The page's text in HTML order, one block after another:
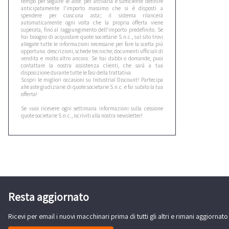
anticipatamente l’importo massimo che si è disposti a
spendere per ciascuna asta; il sistema rilancerà
automaticamente ogni volta che la propria offerta viene
superata, fino al raggiungimento dell’importo predefinito. Se
hai bisogno di acquistare quote societarie S.n.c., sul sito trovi
allegate tutte le informazioni necessarie per fare la scelta più
opportuna: descrizioni, schede tecniche, documenti ufficiali di
vendita e molto altro ancora. Se hai dubbi o domande, puoi
contattare la nostra assistenza clienti, che sarà a tua
disposizione durante tutte le fasi della trattativa.
Scopri le migliori occasioni su Industrial Discount! Partecipa
alle aste giudiziarie di quote societarie S.n.c. e fai subito la tua
offerta!
Se vuoi ricevere ogni settimana informazioni sulla cessione
quote societarie S.n.c., iscriviti alla nostra newsletter!
Resta aggiornato
Ricevi per email i nuovi macchinari prima di tutti gli altri e rimani